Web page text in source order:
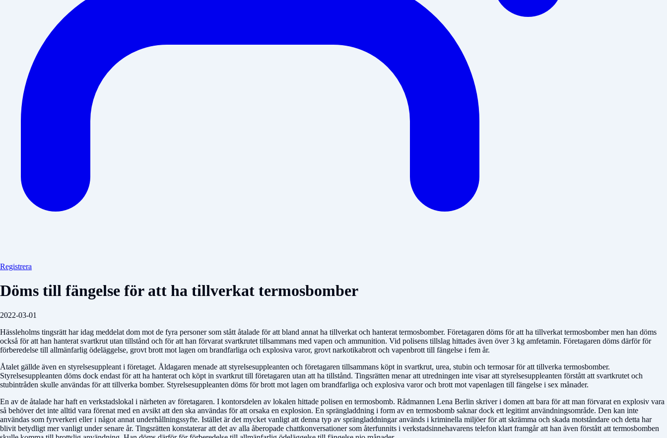
Registrera
Döms till fängelse för att ha tillverkat termosbomber
2022-03-01
Hässleholms tingsrätt har idag meddelat dom mot de fyra personer som stått åtalade för att bland annat ha tillverkat och hanterat termosbomber. Företagaren döms för att ha tillverkat termosbomber men han döms
också för att han hanterat svartkrut utan tillstånd och för att han förvarat svartkrutet tillsammans med vapen och ammunition. Vid polisens tillslag hittades även över 3 kg amfetamin. Företagaren döms därför för
förberedelse till allmänfarlig ödeläggelse, grovt brott mot lagen om brandfarliga och explosiva varor, grovt narkotikabrott och vapenbrott till fängelse i fem år.
Åtalet gällde även en styrelsesuppleant i företaget. Åldagaren menade att styrelsesuppleanten och företagaren tillsammans köpt in svartkrut, urea, stubin och termosar för att tillverka termosbomber.
Styrelsesuppleanten döms dock endast för att ha hanterat och köpt in svartkrut till företagaren utan att ha tillstånd. Tingsrätten menar att utredningen inte visar att styrelsesuppleanten förstått att svartkrutet och
stubintråden skulle användas för att tillverka bomber. Styrelsesuppleanten döms för brott mot lagen om brandfarliga och explosiva varor och brott mot vapenlagen till fängelse i sex månader.
En av de åtalade har haft en verkstadslokal i närheten av företagaren. I kontorsdelen av lokalen hittade polisen en termosbomb. Rådmannen Lena Berlin skriver i domen att bara för att man förvarat en explosiv vara
så behöver det inte alltid vara förenat med en avsikt att den ska användas för att orsaka en explosion. En sprängladdning i form av en termosbomb saknar dock ett legitimt användningsområde. Den kan inte
användas som fyrverkeri eller i något annat underhållningssyfte. Istället är det mycket vanligt att denna typ av sprängladdningar används i kriminella miljöer för att skrämma och skada motståndare och detta har
blivit betydligt mer vanligt under senare år. Tingsrätten konstaterar att det av alla åberopade chattkonversationer som återfunnits i verkstadsinnehavarens telefon klart framgår att han även förstått att termosbomben